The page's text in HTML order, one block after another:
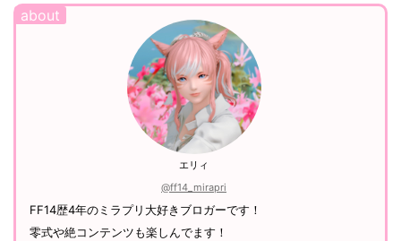
エリィ
@ff14_mirapri
FF14歴4年のミラプリ大好きブロガーです！
零式や絶コンテンツも楽しんでます！